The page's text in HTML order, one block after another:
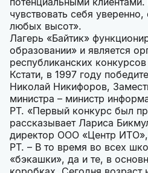
чувствовать себя
любых высот».
Лагерь «Байтик»
образовании» и является
республиканских
Кстати, в 1997 году
Николай Никифоров,
министра – министр
РТ. «Первый конкурс был
рассказывает Лариса
директор ООО «Центр ИТО»,
РТ. – В то время во всех
«бэкашки», да и те, в